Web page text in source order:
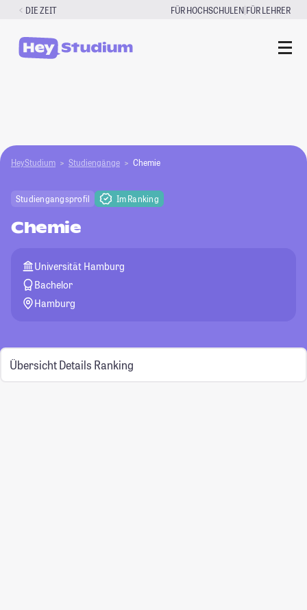
Zum
springen
DIE ZEIT FÜR HOCHSCHULEN|FÜR LEHRER
HeyStudium Studiengänge Chemie
Studiengangsprofil Im Ranking
Chemie
Universität Hamburg
Bachelor
Hamburg
Übersicht Details Ranking